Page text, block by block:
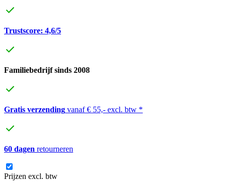
Trustscore: 4,6/5
Familiebedrijf sinds 2008
Gratis verzending vanaf € 55,- excl. btw *
60 dagen retourneren
Prijzen excl. btw